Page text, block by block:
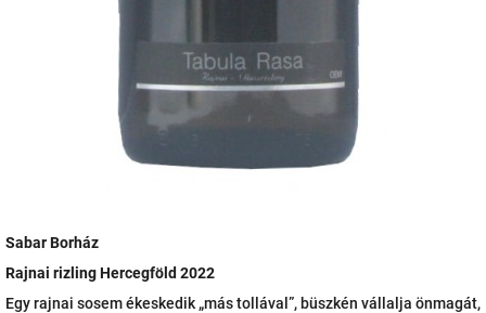
Sabar Borház
Rajnai rizling Hercegföld 2022
Egy rajnai sosem ékeskedik „más tollával”, büszkén vállalja önmagát,